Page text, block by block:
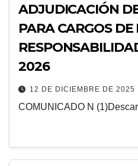
ADJUDICACIÓN
PARA CARGOS DE
2026
12 DE DICIEMBRE DE 2025
COMUNICADO N